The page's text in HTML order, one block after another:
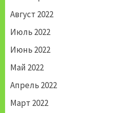
Август 2022
Июль 2022
Июнь 2022
Май 2022
Апрель 2022
Март 2022